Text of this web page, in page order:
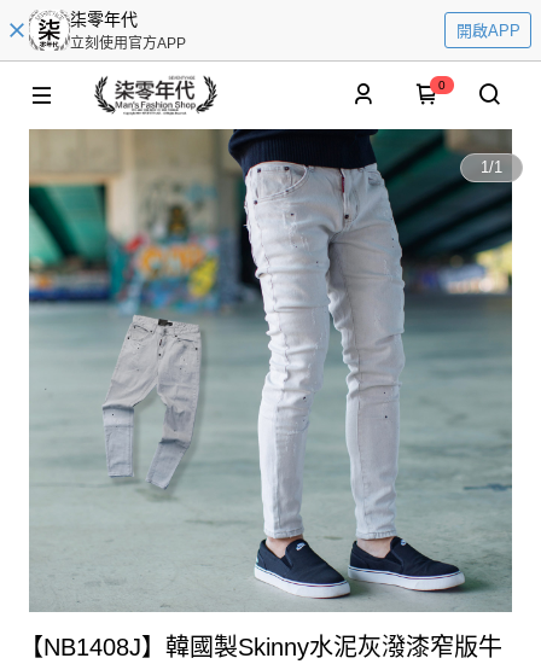
柒零年代
立刻使用官方APP
開啟APP
0
1/1
【NB1408J】韓國製Skinny水泥灰潑漆窄版牛